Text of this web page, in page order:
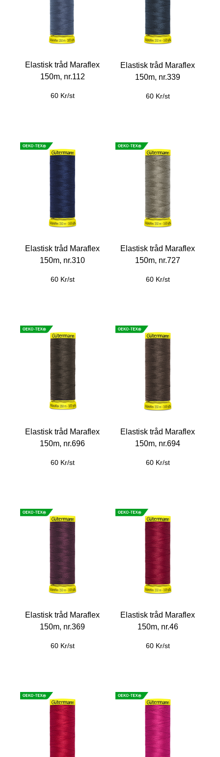
Elastisk tråd Maraflex
150m, nr.112
60 Kr/st
Elastisk tråd Maraflex
150m, nr.339
60 Kr/st
Elastisk tråd Maraflex
150m, nr.310
60 Kr/st
Elastisk tråd Maraflex
150m, nr.727
60 Kr/st
Elastisk tråd Maraflex
150m, nr.696
60 Kr/st
Elastisk tråd Maraflex
150m, nr.694
60 Kr/st
Elastisk tråd Maraflex
150m, nr.369
60 Kr/st
Elastisk tråd Maraflex
150m, nr.46
60 Kr/st